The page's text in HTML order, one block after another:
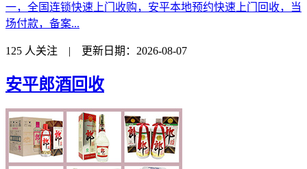
一，全国连锁快速上门收购，安平本地预约快速上门回收，当
场付款，备案...
125 人关注 | 更新日期：2026-08-07
安平郎酒回收